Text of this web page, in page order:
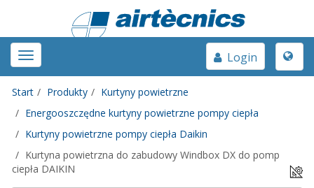
Toggle
navigation
Toggle
Login
Start Produkty
Kurtyny powietrzne
Energooszczędne kurtyny powietrzne pompy ciepła
Kurtyny powietrzne pompy ciepła Daikin
Kurtyna powietrzna do zabudowy Windbox DX do pomp
ciepła DAIKIN